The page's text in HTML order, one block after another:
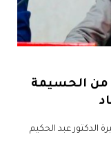
من الحسيمة
عبد الحكيم